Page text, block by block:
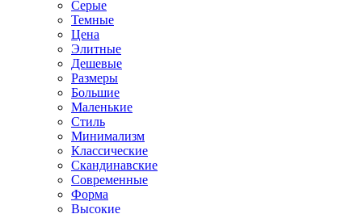
Серые
Темные
Цена
Элитные
Дешевые
Размеры
Большие
Маленькие
Стиль
Минимализм
Классические
Скандинавские
Современные
Форма
Высокие